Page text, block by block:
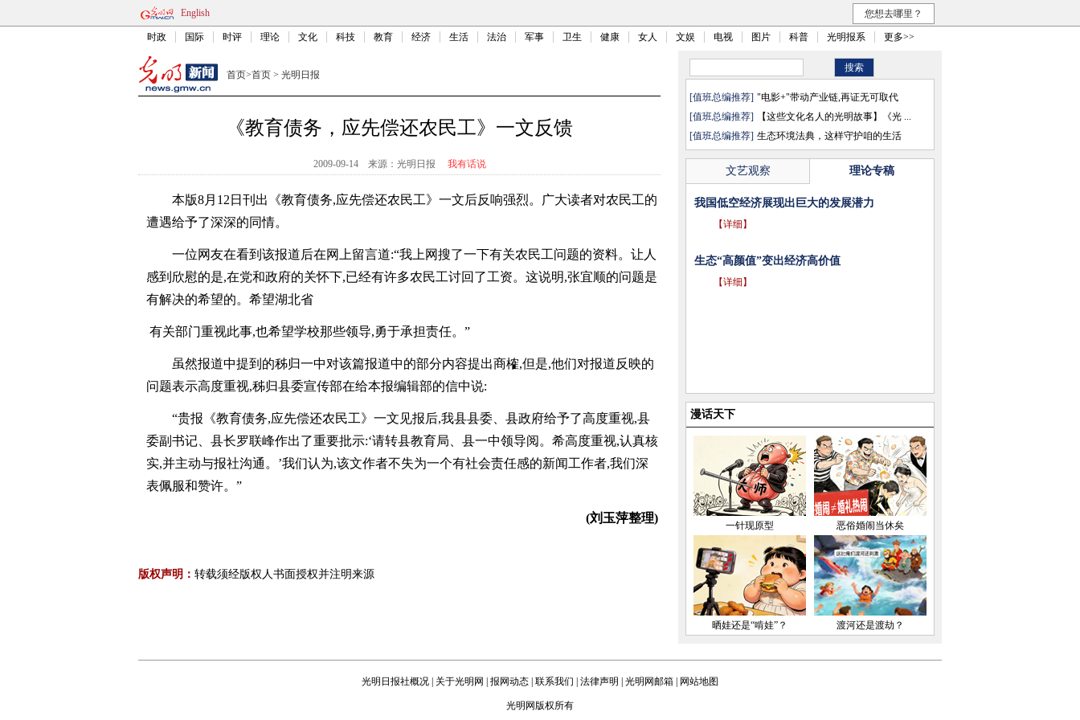
English 您想去哪里？
时政 国际 时评 理论 文化 科技 教育 经济 生活 法治 军事 卫生 健康 女人 文娱 电视 图片 科普 光明报系 更多>>
首页>首页 > 光明日报
《教育债务，应先偿还农民工》一文反馈
2009-09-14 来源：光明日报 我有话说
本版8月12日刊出《教育债务,应先偿还农民工》一文后反响强烈。广大读者对农民工的
遭遇给予了深深的同情。
一位网友在看到该报道后在网上留言道:“我上网搜了一下有关农民工问题的资料。让人
感到欣慰的是,在党和政府的关怀下,已经有许多农民工讨回了工资。这说明,张宜顺的问题是
有解决的希望的。希望湖北省
有关部门重视此事,也希望学校那些领导,勇于承担责任。”
虽然报道中提到的秭归一中对该篇报道中的部分内容提出商榷,但是,他们对报道反映的
问题表示高度重视,秭归县委宣传部在给本报编辑部的信中说:
“贵报《教育债务,应先偿还农民工》一文见报后,我县县委、县政府给予了高度重视,县
委副书记、县长罗联峰作出了重要批示:‘请转县教育局、县一中领导阅。希高度重视,认真核
实,并主动与报社沟通。’我们认为,该文作者不失为一个有社会责任感的新闻工作者,我们深
表佩服和赞许。”
(刘玉萍整理)
版权声明： 转载须经版权人书面授权并注明来源
[值班总编推荐] "电影+"带动产业链,再证无可取代
[值班总编推荐]
【这些文化名人的光明故事】《光 ...
[值班总编推荐] 生态环境法典，这样守护咱的生活
文艺观察 理论专稿
我国低空经济展现出巨大的发展潜力
【详细】
生态“高颜值”变出经济高价值
【详细】
漫话天下
一针现原型 恶俗婚闹当休矣
晒娃还是“啃娃”？ 渡河还是渡劫？
光明日报社概况 关于光明网 报网动态 联系我们 法律声明 光明网邮箱 网站地图
光明网版权所有